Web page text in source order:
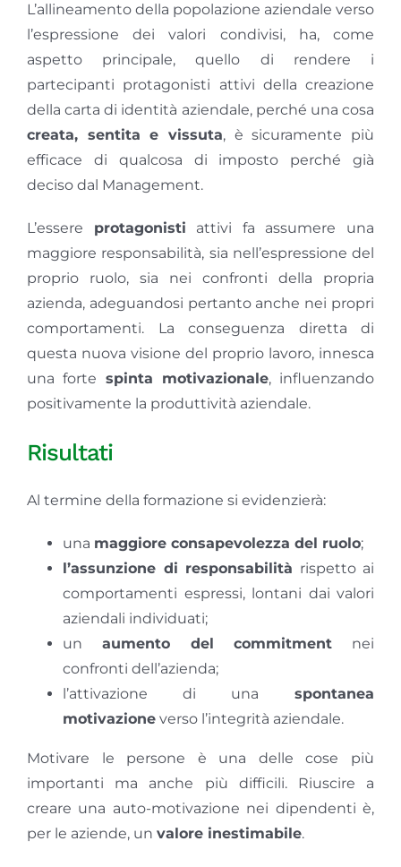
L’allineamento della popolazione aziendale verso
l’espressione dei valori condivisi, ha, come
aspetto principale, quello di rendere i
partecipanti protagonisti attivi della creazione
della carta di identità aziendale, perché una cosa
creata, sentita e vissuta, è sicuramente più
efficace di qualcosa di imposto perché già
deciso dal Management.
L’essere protagonisti attivi fa assumere una
maggiore responsabilità, sia nell’espressione del
proprio ruolo, sia nei confronti della propria
azienda, adeguandosi pertanto anche nei propri
comportamenti. La conseguenza diretta di
questa nuova visione del proprio lavoro, innesca
una forte spinta motivazionale, influenzando
positivamente la produttività aziendale.
Risultati
Al termine della formazione si evidenzierà:
una maggiore consapevolezza del ruolo;
l’assunzione di responsabilità rispetto ai
comportamenti espressi, lontani dai valori
aziendali individuati;
un aumento del commitment nei
confronti dell’azienda;
l’attivazione di una spontanea
motivazione verso l’integrità aziendale.
Motivare le persone è una delle cose più
importanti ma anche più difficili. Riuscire a
creare una auto-motivazione nei dipendenti è,
per le aziende, un valore inestimabile.